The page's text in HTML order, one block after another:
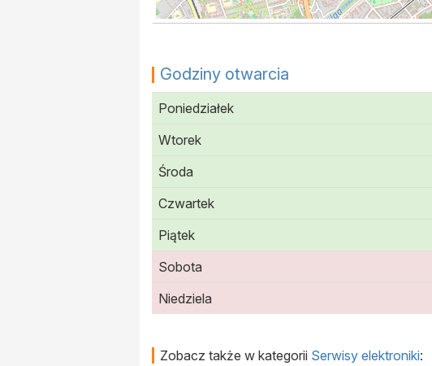
Godziny otwarcia
Poniedziałek
Wtorek
Środa
Czwartek
Piątek
Sobota
Niedziela
Zobacz także w kategorii Serwisy elektroniki: